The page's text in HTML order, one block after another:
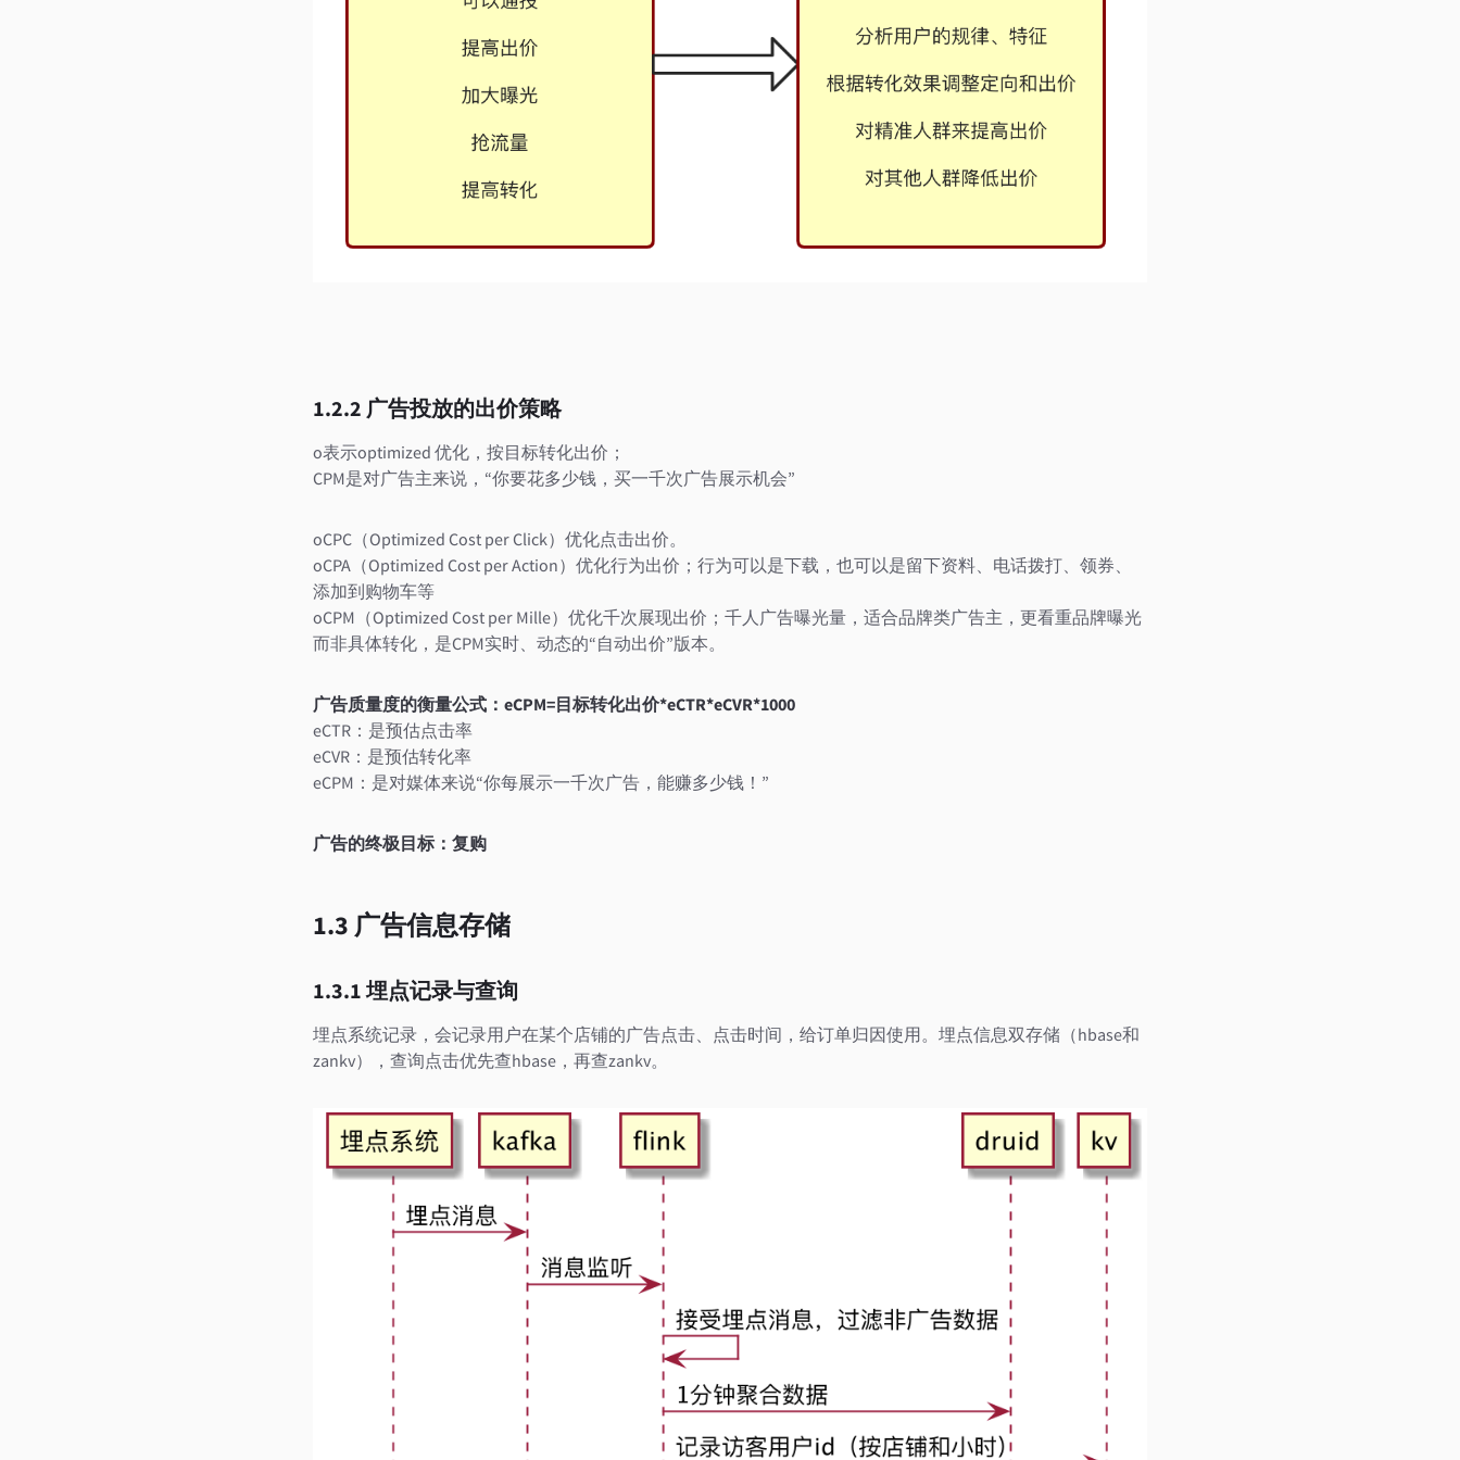
1.2.2 广告投放的出价策略
o表示optimized 优化，按目标转化出价；
CPM是对广告主来说，“你要花多少钱，买一千次广告展示机会”
oCPC（Optimized Cost per Click）优化点击出价。
oCPA（Optimized Cost per Action）优化行为出价；行为可以是下载，也可以是留下资料、电话拨打、领券、
添加到购物车等
oCPM（Optimized Cost per Mille）优化千次展现出价；千人广告曝光量，适合品牌类广告主，更看重品牌曝光
而非具体转化，是CPM实时、动态的“自动出价”版本。
广告质量度的衡量公式：eCPM=目标转化出价*eCTR*eCVR*1000
eCTR：是预估点击率
eCVR：是预估转化率
eCPM：是对媒体来说“你每展示一千次广告，能赚多少钱！”
广告的终极目标：复购
1.3 广告信息存储
1.3.1 埋点记录与查询
埋点系统记录，会记录用户在某个店铺的广告点击、点击时间，给订单归因使用。埋点信息双存储（hbase和
zankv），查询点击优先查hbase，再查zankv。